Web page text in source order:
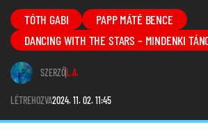
TÓTH GABI
PAPP MÁTÉ BENCE
DANCING WITH THE STARS – MINDENKI
SZERZŐL.A.
LÉTREHOZVA2024. 11. 02. 11:45